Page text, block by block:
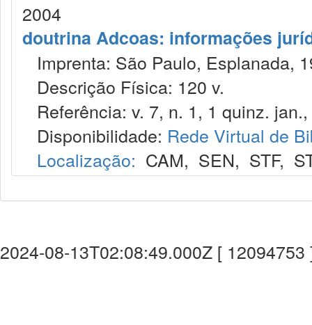
2004
doutrina Adcoas: informações
Imprenta: São Paulo, Esplanada,
Descrição Física: 120 v.
Referência: v. 7, n. 1, 1 quinz.
Disponibilidade: Rede Virtual de
Localização: CAM, SEN, STF,
2024-08-13T02:08:49.000Z [ 12094753